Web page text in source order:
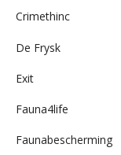
Crimethinc
De Frysk
Exit
Fauna4life
Faunabescherming